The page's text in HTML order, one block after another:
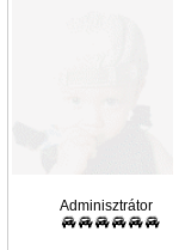
Adminisztrátor